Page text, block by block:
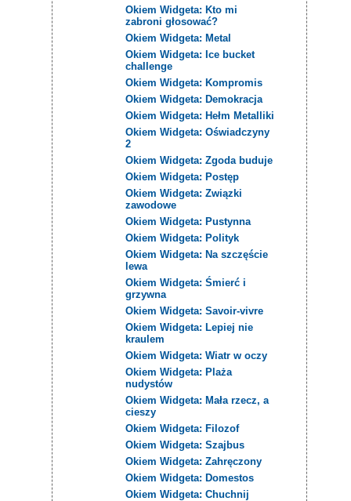
Okiem Widgeta: Kto mi
zabroni głosować?
Okiem Widgeta: Metal
Okiem Widgeta: Ice bucket
challenge
Okiem Widgeta: Kompromis
Okiem Widgeta: Demokracja
Okiem Widgeta: Hełm Metalliki
Okiem Widgeta: Oświadczyny
2
Okiem Widgeta: Zgoda buduje
Okiem Widgeta: Postęp
Okiem Widgeta: Związki
zawodowe
Okiem Widgeta: Pustynna
Okiem Widgeta: Polityk
Okiem Widgeta: Na szczęście
lewa
Okiem Widgeta: Śmierć i
grzywna
Okiem Widgeta: Savoir-vivre
Okiem Widgeta: Lepiej nie
kraulem
Okiem Widgeta: Wiatr w oczy
Okiem Widgeta: Plaża
nudystów
Okiem Widgeta: Mała rzecz, a
cieszy
Okiem Widgeta: Filozof
Okiem Widgeta: Szajbus
Okiem Widgeta: Zahręczony
Okiem Widgeta: Domestos
Okiem Widgeta: Chuchnij